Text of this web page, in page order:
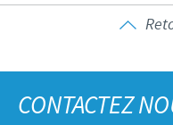
CONTACTEZ